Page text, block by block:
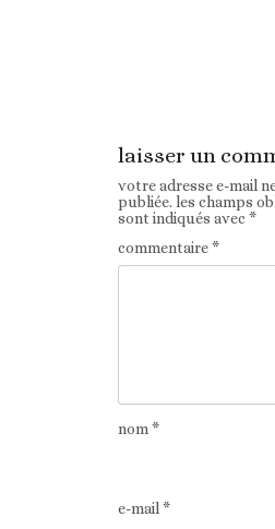
laisser un
votre adresse e-mail
publiée. les champs
sont indiqués avec*
commentaire*
nom*
e-mail*